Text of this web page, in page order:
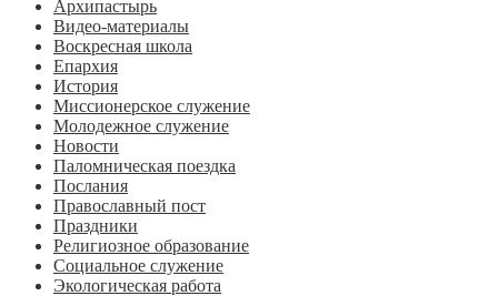
Архипастырь
Видео-материалы
Воскресная школа
Епархия
История
Миссионерское служение
Молодежное служение
Новости
Паломническая поездка
Послания
Православный пост
Праздники
Религиозное образование
Социальное служение
Экологическая работа